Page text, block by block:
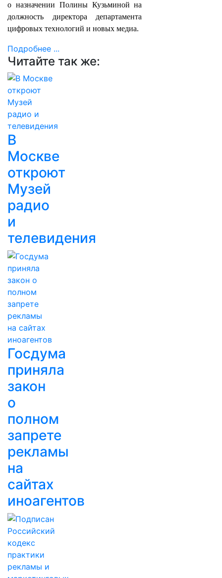
о назначении Полины Кузьминой на
должность директора департамента
цифровых технологий и новых медиа.
Подробнее ...
Читайте так же:
В
Москве
откроют
Музей
радио
и
телевидения
Госдума
приняла
закон
о
полном
запрете
рекламы
на
сайтах
иноагентов